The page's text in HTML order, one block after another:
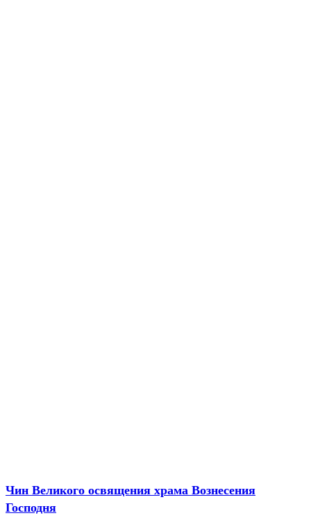
Чин Великого освящения храма Вознесения
Господня